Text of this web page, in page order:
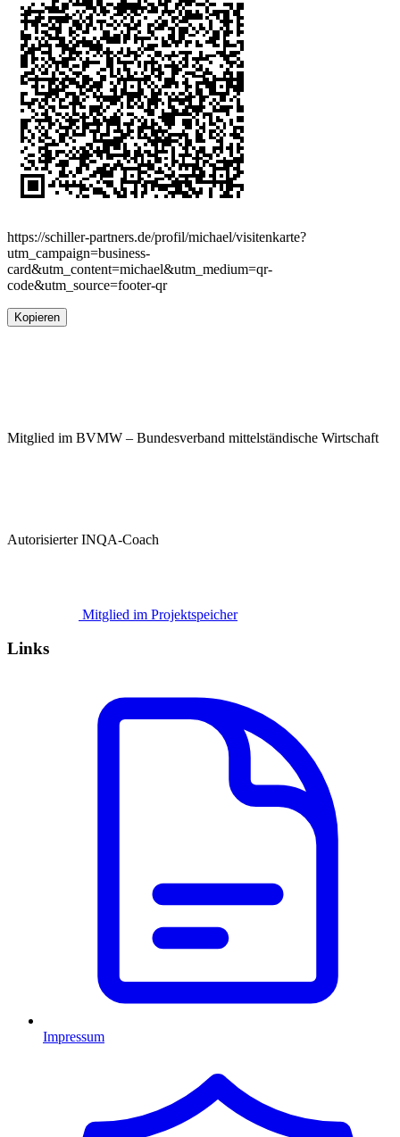
https://schiller-partners.de/profil/michael/visitenkarte?
utm_campaign=business-
card&utm_content=michael&utm_medium=qr-
code&utm_source=footer-qr
Kopieren
Mitglied im BVMW – Bundesverband mittelständische Wirtschaft
Autorisierter INQA-Coach
Mitglied im Projektspeicher
Links
Impressum